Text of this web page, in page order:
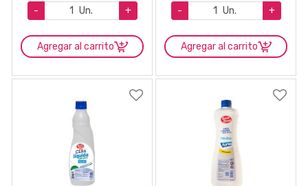
-
Un. +
Agregar al carrito
-
Un. +
Agregar al carrito